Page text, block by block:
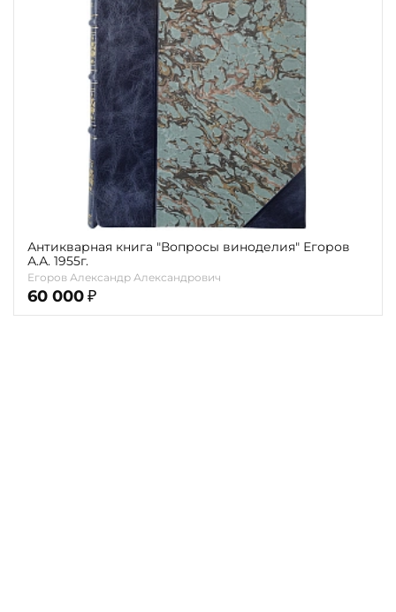
Антикварная книга "Вопросы виноделия" Егоров
А.А. 1955г.
Егоров Александр Александрович
60 000 ₽